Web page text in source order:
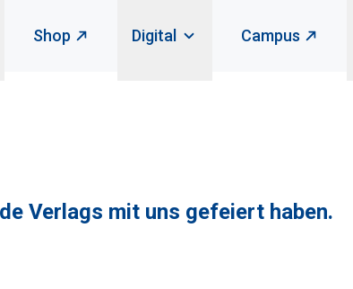
Shop Digital Campus
Verlags mit uns gefeiert haben.